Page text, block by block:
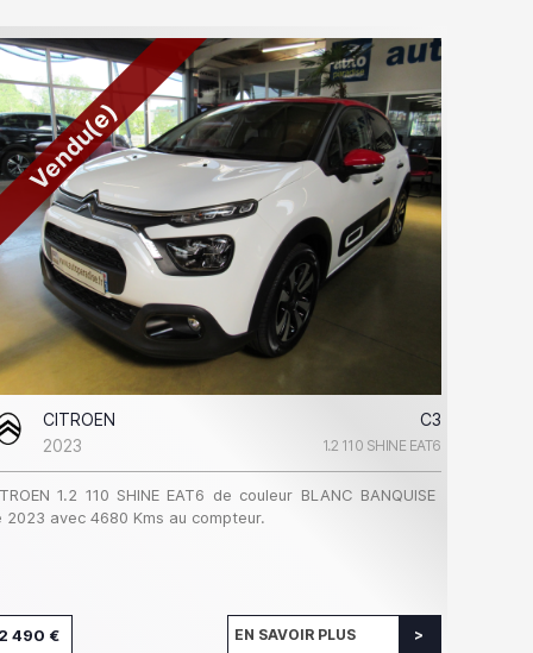
Vendu(e)
CITROEN
C3
2023
1.2 110 SHINE EAT6
1.2 110 SHINE EAT6 de couleur BLANC BANQUISE
2023 avec 4680 Kms au compteur.
490 € EN SAVOIR PLUS